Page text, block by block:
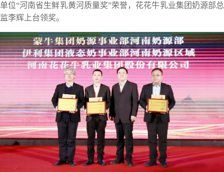
单位“河南省生鲜乳黄河质量奖”荣誉，花花牛乳业集团奶源部总
监李辉上台领奖。